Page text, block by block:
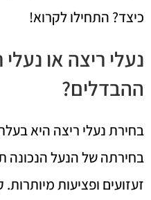
כיצד? התחילו לקרוא!
נעלי ריצה או
ההבדלים?
בחירת נעלי ריצה היא
בחירתה של הנעל הנכונה
זעזועים ופציעות